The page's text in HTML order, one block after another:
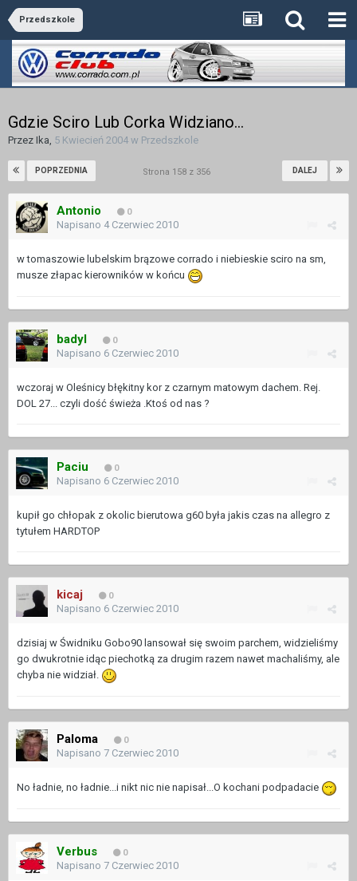
Przedszkole
Gdzie Sciro Lub Corka Widziano...
Przez Ika, 5 Kwiecień 2004 w Przedszkole
POPRZEDNIA DALEJ
Strona 158 z 356
Antonio 0
Napisano 4 Czerwiec 2010
w tomaszowie lubelskim brązowe corrado i niebieskie sciro na sm,
musze złapac kierowników w końcu
badyl 0
Napisano 6 Czerwiec 2010
wczoraj w Oleśnicy błękitny kor z czarnym matowym dachem. Rej.
DOL 27... czyli dość świeża .Ktoś od nas ?
Paciu 0
Napisano 6 Czerwiec 2010
kupił go chłopak z okolic bierutowa g60 była jakis czas na allegro z
tytułem HARDTOP
kicaj 0
Napisano 6 Czerwiec 2010
dzisiaj w Świdniku Gobo90 lansował się swoim parchem, widzieliśmy
go dwukrotnie idąc piechotką za drugim razem nawet machaliśmy, ale
chyba nie widział.
Paloma 0
Napisano 7 Czerwiec 2010
No ładnie, no ładnie...i nikt nic nie napisał...O kochani podpadacie
Verbus 0
Napisano 7 Czerwiec 2010